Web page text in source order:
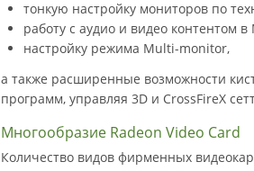
тонкую настройку мониторов по
работу с аудио и видео контентом
настройку режима Multi-monitor,
а также расширенные возможности
программ, управляя 3D и CrossFireX
Многообразие Radeon Video Card
Количество видов фирменных